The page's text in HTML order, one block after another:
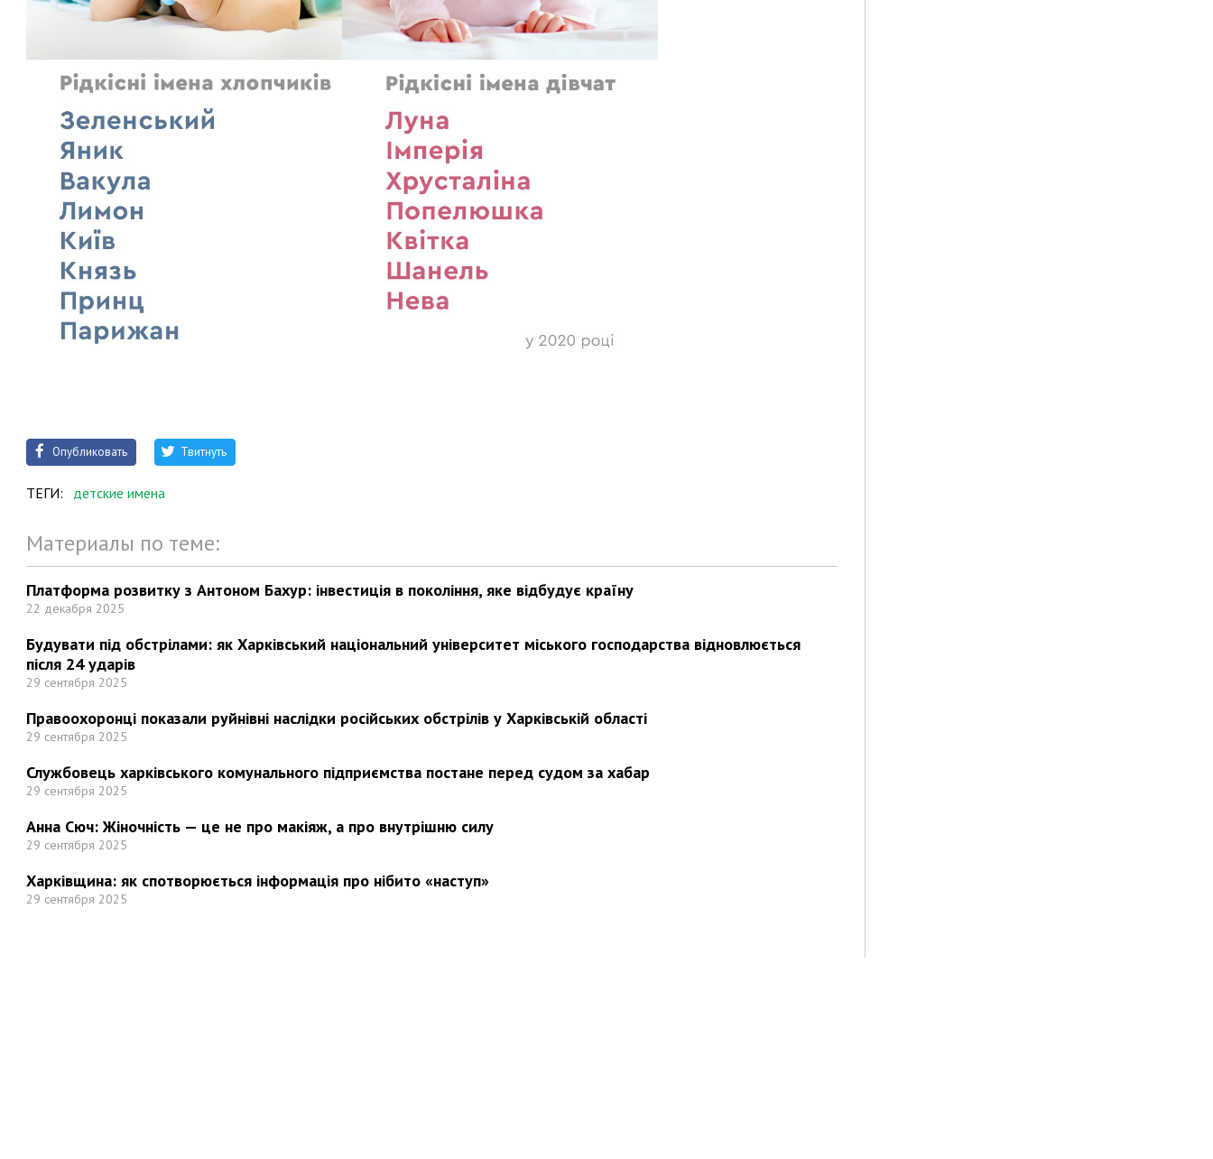
Опубликовать Твитнуть
ТЕГИ: детские имена
Материалы по теме:
Платформа розвитку з Антоном Бахур: інвестиція в покоління, яке відбудує країну
22 декабря 2025
Будувати під обстрілами: як Харківський національний університет міського господарства відновлюється
після 24 ударів
29 сентября 2025
Правоохоронці показали руйнівні наслідки російських обстрілів у Харківській області
29 сентября 2025
Службовець харківського комунального підприємства постане перед судом за хабар
29 сентября 2025
Анна Сюч: Жіночність — це не про макіяж, а про внутрішню силу
29 сентября 2025
Харківщина: як спотворюється інформація про нібито «наступ»
29 сентября 2025